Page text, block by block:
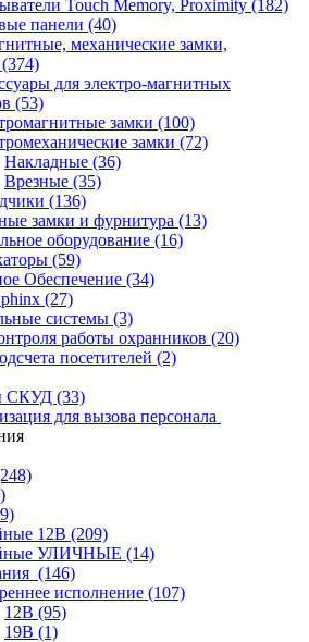
Touch Memory, Proximity (182)
панели (40)
механические замки,
(374)
для электро-магнитных
(53)
замки (100)
замки (72)
Накладные (36)
Врезные (35)
(136)
замки и фурнитура (13)
оборудование (16)
(59)
Обеспечение (34)
(27)
системы (3)
работы охранников (20)
посетителей (2)
СКУД (33)
для вызова персонала
12В (209)
УЛИЧНЫЕ (14)
(146)
исполнение (107)
12В (95)
19В (1)